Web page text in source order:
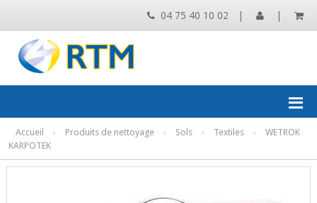
04 75 40 10 02 | |
Accueil › Produits de nettoyage › Sols › Textiles ›
WETROK
KARPOTEK